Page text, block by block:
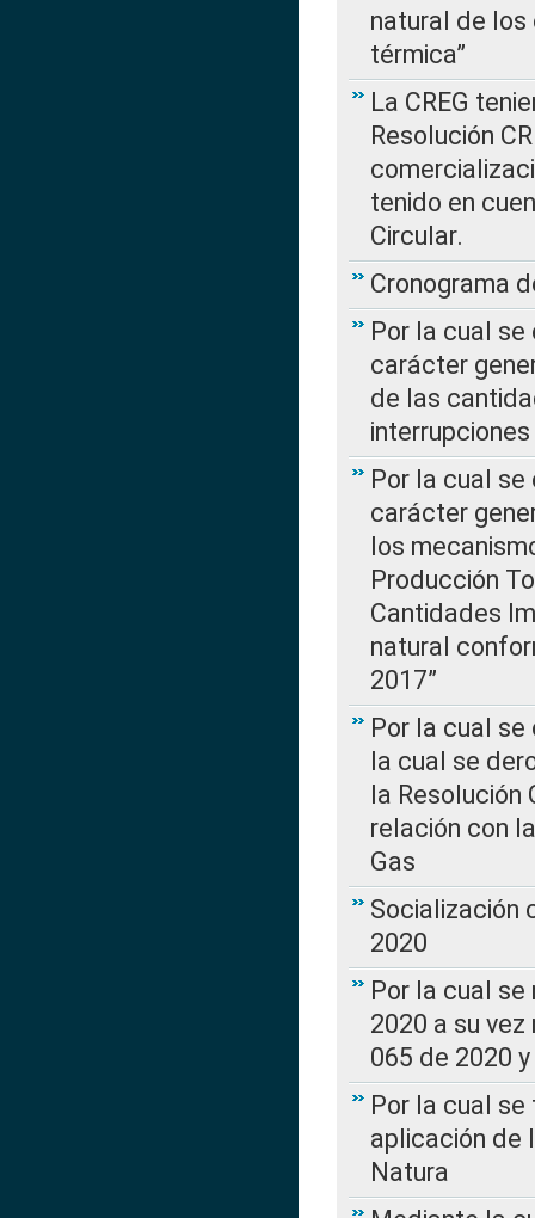
natural de los
térmica”
La CREG
Resolución
tenido en
Circular.
Cronograma
Por la cual
carácter
de las
Por la cual
carácter
los
Producción
Cantidades
natural
2017”
Por la cual
la cual se
la Resolución
relación con
Gas
Socialización
2020
Por la cual se
2020 a su
065 de 2020
Por la cual
aplicación de
Natura